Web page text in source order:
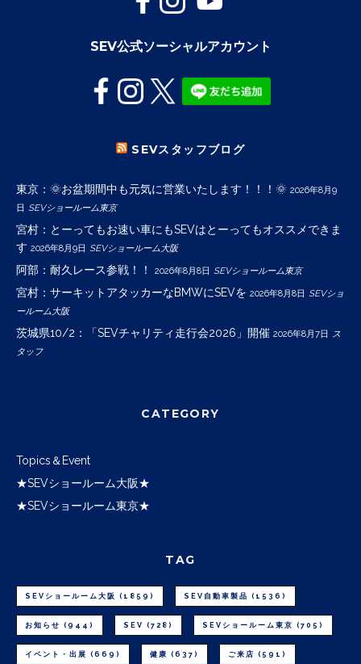
SEV公式ソーシャルアカウント
SEVスタッフブログ
東京：🌞お盆期間中も元気に営業いたします！！！🌞 2026年8月9
日 SEVショールーム東京
宮村：とーってもお速い車にもSEVはとーってもオススメできま
す 2026年8月9日 SEVショールーム大阪
阿部：耐久レース参戦！！ 2026年8月8日 SEVショールーム東京
宮村：サーキットアタッカーなBMWにSEVを 2026年8月8日 SEVショ
ールーム大阪
茨城県10/2：「SEVチャリティ走行会2026」開催 2026年8月7日
ス
タッフ
CATEGORY
Topics＆Event
★SEVショールーム大阪★
★SEVショールーム東京★
TAG
SEVショールーム大阪 (1859) SEV自動車製品 (1536)
お知らせ (944) SEV (728) SEVショールーム東京 (705)
イベント・出展 (669) 健康 (637) ご来店 (591)